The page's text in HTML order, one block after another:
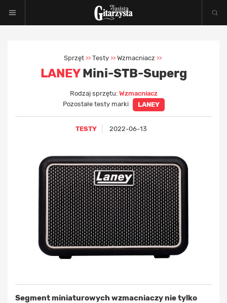
Sprzęt >> Testy >> Wzmacniacz >>
LANEYMini-STB-Superg
Rodzaj sprzętu: Wzmacniacz
Pozostałe testy marki
LANEY
TESTY 2022-06-13
Segment miniaturowych wzmacniaczy nie tylko